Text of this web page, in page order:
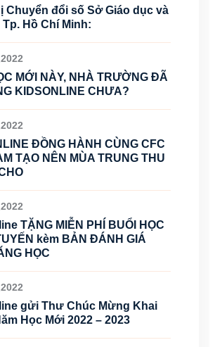
Chuyển đổi số Sở Giáo dục và
Hồ Chí Minh:
MỚI NÀY, NHÀ TRƯỜNG ĐÃ
KIDSONLINE CHƯA?
ĐỒNG HÀNH CÙNG CFC
TẠO NÊN MÙA TRUNG THU
TẶNG MIỄN PHÍ BUỔI HỌC
kèm BẢN ĐÁNH GIÁ
HỌC
gửi Thư Chúc Mừng Khai
Học Mới 2022 – 2023